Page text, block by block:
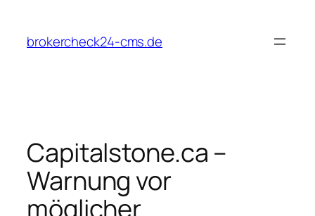
springen
brokercheck24-cms.de
Capitalstone.ca –
Warnung vor
möglicher